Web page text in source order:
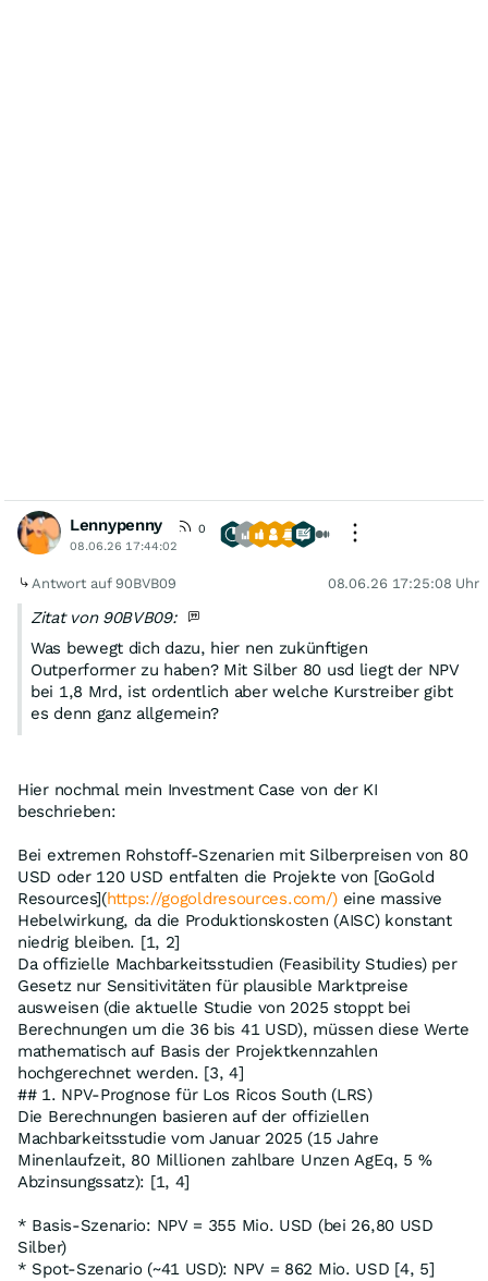
Lennypenny
0
08.06.26 17:44:02
Antwort auf 90BVB09 08.06.26 17:25:08 Uhr
Zitat von 90BVB09:
Was bewegt dich dazu, hier nen zukünftigen
Outperformer zu haben? Mit Silber 80 usd liegt der NPV
bei 1,8 Mrd, ist ordentlich aber welche Kurstreiber gibt
es denn ganz allgemein?
Hier nochmal mein Investment Case von der KI
beschrieben:
Bei extremen Rohstoff-Szenarien mit Silberpreisen von 80
USD oder 120 USD entfalten die Projekte von [GoGold
Resources](https://gogoldresources.com/) eine massive
Hebelwirkung, da die Produktionskosten (AISC) konstant
niedrig bleiben. [1, 2]
Da offizielle Machbarkeitsstudien (Feasibility Studies) per
Gesetz nur Sensitivitäten für plausible Marktpreise
ausweisen (die aktuelle Studie von 2025 stoppt bei
Berechnungen um die 36 bis 41 USD), müssen diese Werte
mathematisch auf Basis der Projektkennzahlen
hochgerechnet werden. [3, 4]
## 1. NPV-Prognose für Los Ricos South (LRS)
Die Berechnungen basieren auf der offiziellen
Machbarkeitsstudie vom Januar 2025 (15 Jahre
Minenlaufzeit, 80 Millionen zahlbare Unzen AgEq, 5 %
Abzinsungssatz): [1, 4]
* Basis-Szenario: NPV = 355 Mio. USD (bei 26,80 USD
Silber)
* Spot-Szenario (~41 USD): NPV = 862 Mio. USD [4, 5]